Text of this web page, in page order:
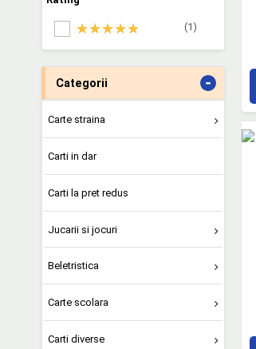
(1)
Categorii -
Carte straina
Carti in dar
Carti la pret redus
Jucarii si jocuri
Beletristica
Carte scolara
Carti diverse